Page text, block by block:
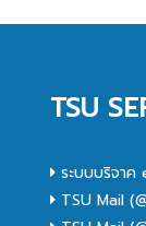
TSU
ระบบบริจา
TSU Mail